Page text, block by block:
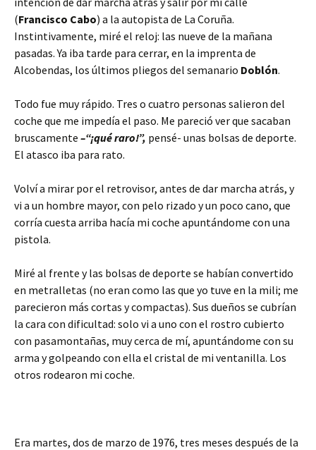
(Francisco Cabo) a la autopista de La Coruña.
Instintivamente, miré el reloj: las nueve de la mañana
pasadas. Ya iba tarde para cerrar, en la imprenta de
Alcobendas, los últimos pliegos del semanario Doblón.
Todo fue muy rápido. Tres o cuatro personas salieron del
coche que me impedía el paso. Me pareció ver que sacaban
bruscamente –“¡qué raro!”, pensé- unas bolsas de deporte.
El atasco iba para rato.
Volví a mirar por el retrovisor, antes de dar marcha atrás, y
vi a un hombre mayor, con pelo rizado y un poco cano, que
corría cuesta arriba hacía mi coche apuntándome con una
pistola.
Miré al frente y las bolsas de deporte se habían convertido
en metralletas (no eran como las que yo tuve en la mili; me
parecieron más cortas y compactas). Sus dueños se cubrían
la cara con dificultad: solo vi a uno con el rostro cubierto
con pasamontañas, muy cerca de mí, apuntándome con su
arma y golpeando con ella el cristal de mi ventanilla. Los
otros rodearon mi coche.
Era martes, dos de marzo de 1976, tres meses después de la